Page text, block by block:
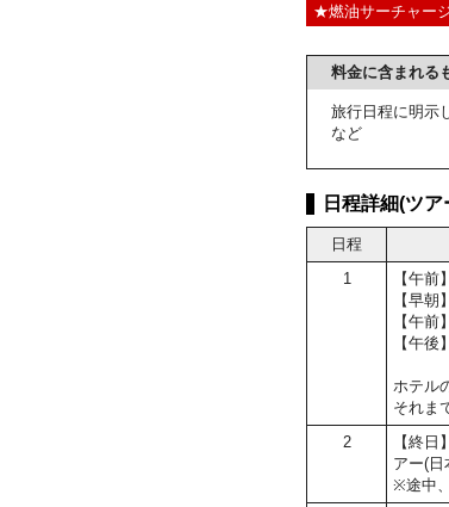
★燃油サーチャー
料金に含まれる
旅行日程に明示
など
日程詳細(ツ
日程
1
【午
【早
【午
【午
ホテル
それま
2
【終
アー(日
※途中